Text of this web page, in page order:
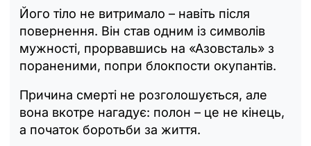
Його тіло не витримало – навіть після
повернення. Він став одним із символів
мужності, прорвавшись на «Азовсталь» з
пораненими, попри блокпости окупантів.
Причина смерті не розголошується, але
вона вкотре нагадує: полон – це не кінець,
а початок боротьби за життя.